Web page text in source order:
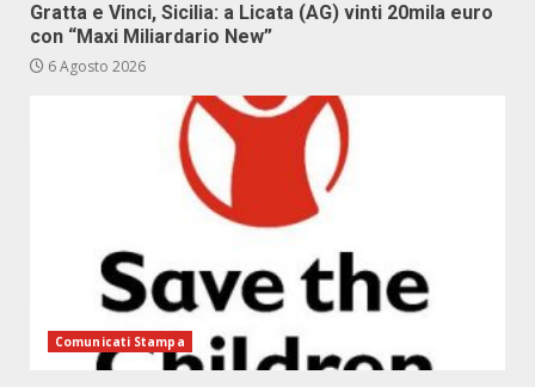
Gratta e Vinci, Sicilia: a Licata (AG) vinti 20mila euro
con “Maxi Miliardario New”
6 Agosto 2026
Comunicati Stampa